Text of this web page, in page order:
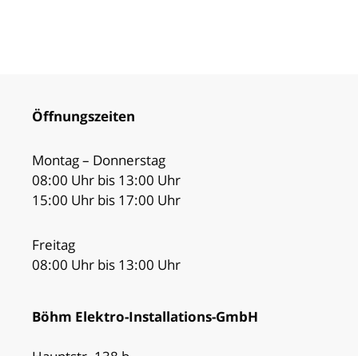
Öffnungszeiten
Montag – Donnerstag
08:00 Uhr bis 13:00 Uhr
15:00 Uhr bis 17:00 Uhr
Freitag
08:00 Uhr bis 13:00 Uhr
Böhm Elektro-Installations-GmbH